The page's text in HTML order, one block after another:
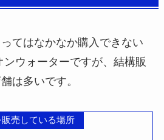
てはなかなか購入できない
ウォーターですが、結構販
は多いです。
売している場所